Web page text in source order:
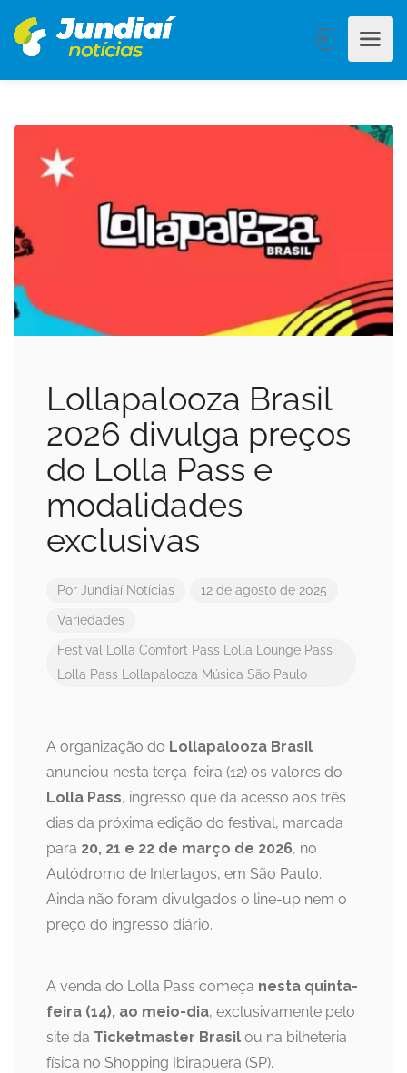
Lollapalooza Brasil
2026 divulga preços
do Lolla Pass e
modalidades
exclusivas
Por Jundiaí Notícias 12 de agosto de 2025
Variedades
Festival Lolla Comfort Pass Lolla Lounge Pass
Lolla Pass Lollapalooza Música São Paulo
A organização do Lollapalooza Brasil
anunciou nesta terça-feira (12) os valores do
Lolla Pass, ingresso que dá acesso aos três
dias da próxima edição do festival, marcada
para 20, 21 e 22 de março de 2026, no
Autódromo de Interlagos, em São Paulo.
Ainda não foram divulgados o line-up nem o
preço do ingresso diário.
A venda do Lolla Pass começa nesta quinta-
feira (14), ao meio-dia, exclusivamente pelo
site da Ticketmaster Brasil ou na bilheteria
física no Shopping Ibirapuera (SP).